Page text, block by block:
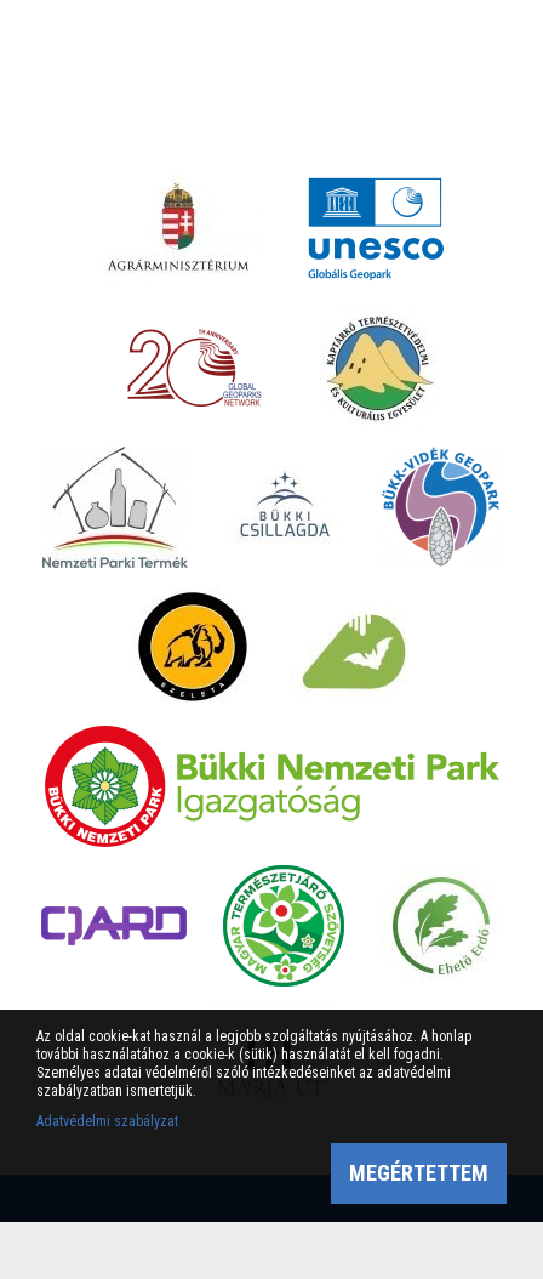
Az oldal cookie-kat használ a legjobb szolgáltatás nyújtásához. A honlap
további használatához a cookie-k (sütik) használatát el kell fogadni.
Személyes adatai védelméről szóló intézkedéseinket az adatvédelmi
szabályzatban ismertetjük.
Adatvédelmi szabályzat
MEGÉRTETTEM